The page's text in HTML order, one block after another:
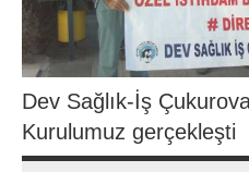
Dev Sağlık-İş
Kurulumuz gerçekleşti